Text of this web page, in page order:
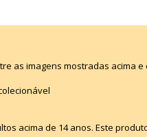
as imagens mostradas acima
acima de 14 anos. Este